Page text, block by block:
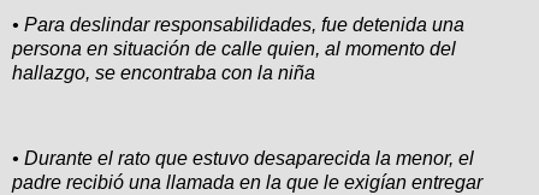
• Para deslindar responsabilidades, fue detenida una
persona en situación de calle quien, al momento del
hallazgo, se encontraba con la niña
• Durante el rato que estuvo desaparecida la menor, el
padre recibió una llamada en la que le exigían entregar